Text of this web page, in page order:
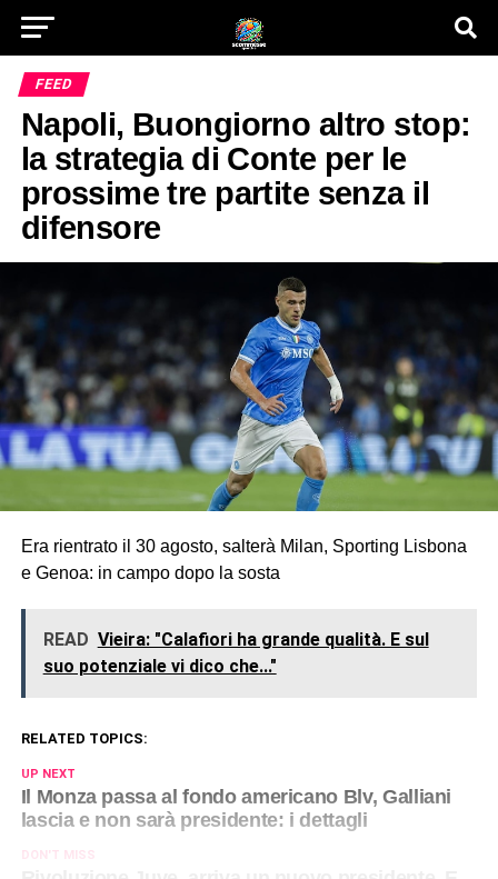
FEED
Napoli, Buongiorno altro stop:
la strategia di Conte per le
prossime tre partite senza il
difensore
Era rientrato il 30 agosto, salterà Milan, Sporting Lisbona
e Genoa: in campo dopo la sosta
READ Vieira: "Calafiori ha grande qualità. E sul
suo potenziale vi dico che..."
RELATED TOPICS:
UP NEXT
Il Monza passa al fondo americano Blv, Galliani
lascia e non sarà presidente: i dettagli
DON'T MISS